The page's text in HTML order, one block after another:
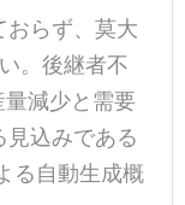
らず、莫大
。後継者不
減少と需要
込みである
る自動生成概